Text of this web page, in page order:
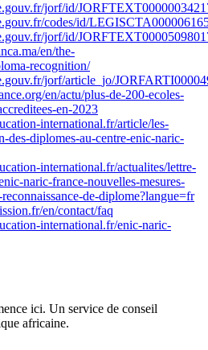
jorf/id/
codes/id/
jorf/id/
en/the-
recognition/
jorf/article_jo/
en/actu/plus-de-200-ecoles-
en-2023
international.fr/article/les-
des-diplomes-au-centre-enic-naric-
international.fr/actualites/lettre-
naric-france-nouvelles-mesures-
de-diplome?langue=fr
en/contact/faq
international.fr/enic-naric-
ici. Un service de conseil
africaine.